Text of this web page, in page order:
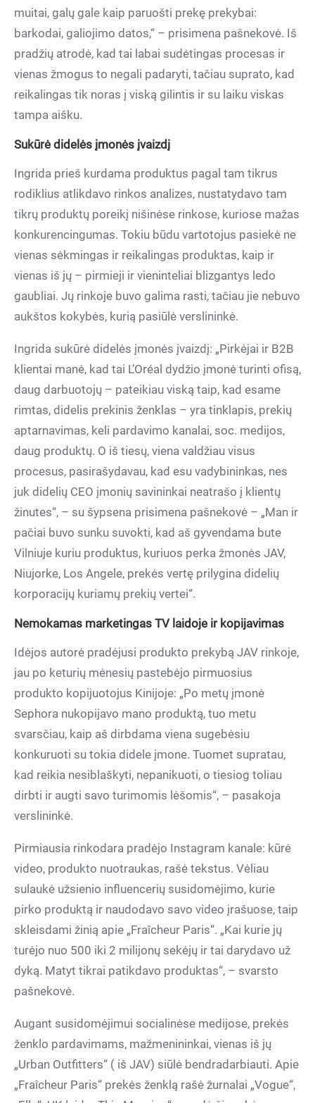
muitai, galų gale kaip paruošti prekę prekybai:
barkodai, galiojimo datos,“ – prisimena pašnekovė. Iš
pradžių atrodė, kad tai labai sudėtingas procesas ir
vienas žmogus to negali padaryti, tačiau suprato, kad
reikalingas tik noras į viską gilintis ir su laiku viskas
tampa aišku.
Sukūrė didelės įmonės įvaizdį
Ingrida prieš kurdama produktus pagal tam tikrus
rodiklius atlikdavo rinkos analizes, nustatydavo tam
tikrų produktų poreikį nišinėse rinkose, kuriose mažas
konkurencingumas. Tokiu būdu vartotojus pasiekė ne
vienas sėkmingas ir reikalingas produktas, kaip ir
vienas iš jų – pirmieji ir vieninteliai blizgantys ledo
gaubliai. Jų rinkoje buvo galima rasti, tačiau jie nebuvo
aukštos kokybės, kurią pasiūlė verslininkė.
Ingrida sukūrė didelės įmonės įvaizdį: „Pirkėjai ir B2B
klientai manė, kad tai L’Oréal dydžio įmonė turinti ofisą,
daug darbuotojų – pateikiau viską taip, kad esame
rimtas, didelis prekinis ženklas – yra tinklapis, prekių
aptarnavimas, keli pardavimo kanalai, soc. medijos,
daug produktų. O iš tiesų, viena valdžiau visus
procesus, pasirašydavau, kad esu vadybininkas, nes
juk didelių CEO įmonių savininkai neatrašo į klientų
žinutes“, – su šypsena prisimena pašnekovė – „Man ir
pačiai buvo sunku suvokti, kad aš gyvendama bute
Vilniuje kuriu produktus, kuriuos perka žmonės JAV,
Niujorke, Los Angele, prekės vertę prilygina didelių
korporacijų kuriamų prekių vertei“.
Nemokamas marketingas TV laidoje ir kopijavimas
Idėjos autorė pradėjusi produkto prekybą JAV rinkoje,
jau po keturių mėnesių pastebėjo pirmuosius
produkto kopijuotojus Kinijoje: „Po metų įmonė
Sephora nukopijavo mano produktą, tuo metu
svarsčiau, kaip aš dirbdama viena sugebėsiu
konkuruoti su tokia didele įmone. Tuomet supratau,
kad reikia nesiblaškyti, nepanikuoti, o tiesiog toliau
dirbti ir augti savo turimomis lėšomis“, – pasakoja
verslininkė.
Pirmiausia rinkodara pradėjo Instagram kanale: kūrė
video, produkto nuotraukas, rašė tekstus. Vėliau
sulaukė užsienio influencerių susidomėjimo, kurie
pirko produktą ir naudodavo savo video įrašuose, taip
skleisdami žinią apie „Fraîcheur Paris“. „Kai kurie jų
turėjo nuo 500 iki 2 milijonų sekėjų ir tai darydavo už
dyką. Matyt tikrai patikdavo produktas“, – svarsto
pašnekovė.
Augant susidomėjimui socialinėse medijose, prekės
ženklo pardavimams, mažmenininkai, vienas iš jų
„Urban Outfitters“ ( iš JAV) siūlė bendradarbiauti. Apie
„Fraîcheur Paris“ prekės ženklą rašė žurnalai „Vogue“,